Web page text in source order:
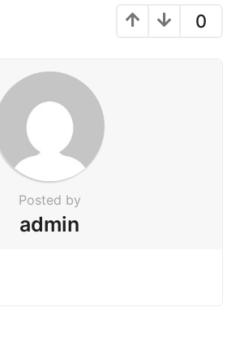
0
Posted by
admin